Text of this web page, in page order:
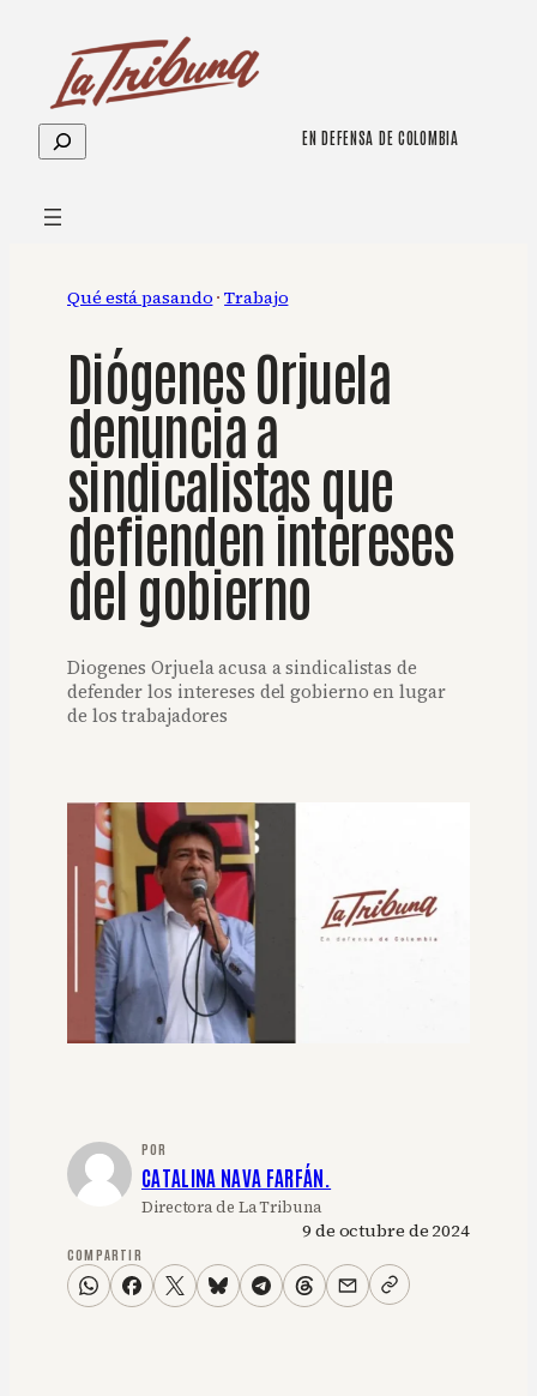
contenido
Buscar EN DEFENSA DE COLOMBIA
Qué está pasando · Trabajo
Diógenes Orjuela
denuncia a
sindicalistas que
defienden intereses
del gobierno
Diogenes Orjuela acusa a sindicalistas de
defender los intereses del gobierno en lugar
de los trabajadores
POR
CATALINA NAVA FARFÁN.
Directora de La Tribuna
9 de octubre de 2024
COMPARTIR